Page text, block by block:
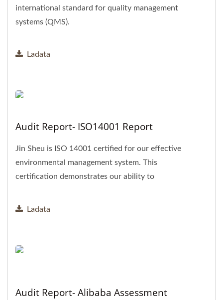
international standard for quality management
systems (QMS).
Ladata
Audit Report- ISO14001 Report
Jin Sheu is ISO 14001 certified for our effective
environmental management system. This
certification demonstrates our ability to
Ladata
Audit Report- Alibaba Assessment